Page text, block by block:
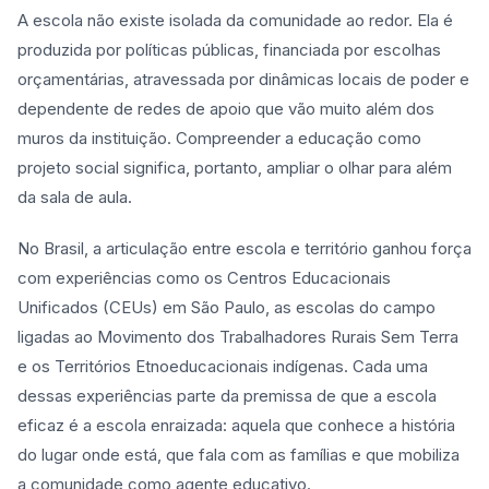
A escola não existe isolada da comunidade ao redor. Ela é
produzida por políticas públicas, financiada por escolhas
orçamentárias, atravessada por dinâmicas locais de poder e
dependente de redes de apoio que vão muito além dos
muros da instituição. Compreender a educação como
projeto social significa, portanto, ampliar o olhar para além
da sala de aula.
No Brasil, a articulação entre escola e território ganhou força
com experiências como os Centros Educacionais
Unificados (CEUs) em São Paulo, as escolas do campo
ligadas ao Movimento dos Trabalhadores Rurais Sem Terra
e os Territórios Etnoeducacionais indígenas. Cada uma
dessas experiências parte da premissa de que a escola
eficaz é a escola enraizada: aquela que conhece a história
do lugar onde está, que fala com as famílias e que mobiliza
a comunidade como agente educativo.